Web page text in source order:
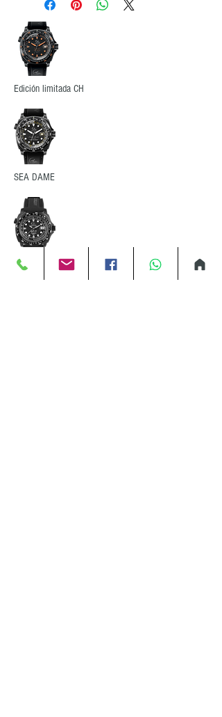
Edición limitada CH
SEA DAME
Noche profunda